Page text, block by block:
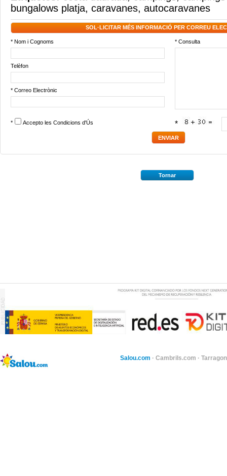
bungalows platja, caravanes, autocaravanes
SOL·LICITAR MÉS INFORMACIÓ PER CORREU
* Nom i Cognoms * Consulta
Telèfon
* Correo Electrònic
* Accepto les Condicions d'Ús *
Tornar
Salou.com · Cambrils.com ·